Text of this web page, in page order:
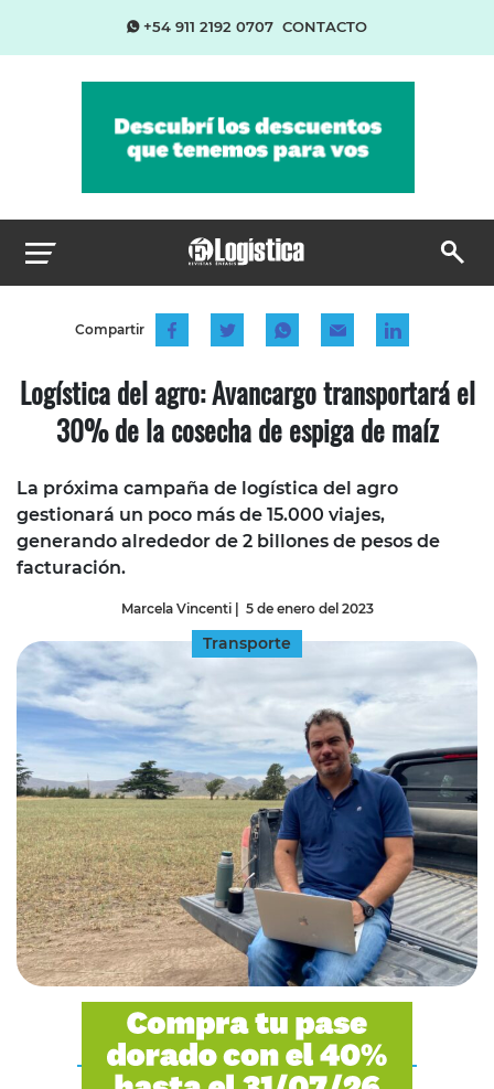
+54 911 2192 0707 CONTACTO
Compartir
Logística del agro: Avancargo transportará el
30% de la cosecha de espiga de maíz
La próxima campaña de logística del agro
gestionará un poco más de 15.000 viajes,
generando alrededor de 2 billones de pesos de
facturación.
Marcela Vincenti| 5 de enero del 2023
Transporte